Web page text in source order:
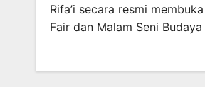
Rifa’i secara resmi
Fair dan Malam Seni